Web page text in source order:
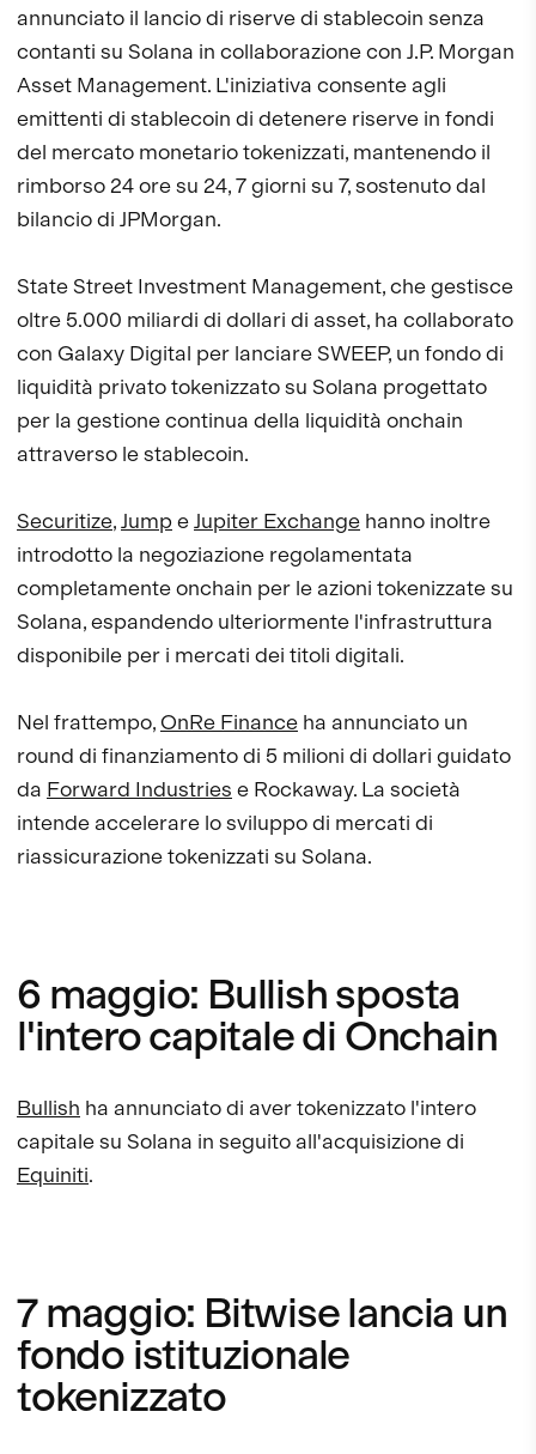
annunciato il lancio di riserve di stablecoin senza
contanti su Solana in collaborazione con J.P. Morgan
Asset Management. L'iniziativa consente agli
emittenti di stablecoin di detenere riserve in fondi
del mercato monetario tokenizzati, mantenendo il
rimborso 24 ore su 24, 7 giorni su 7, sostenuto dal
bilancio di JPMorgan.
State Street Investment Management, che gestisce
oltre 5.000 miliardi di dollari di asset, ha collaborato
con Galaxy Digital per lanciare SWEEP, un fondo di
liquidità privato tokenizzato su Solana progettato
per la gestione continua della liquidità onchain
attraverso le stablecoin.
Securitize,JumpeJupiter Exchange hanno inoltre
introdotto la negoziazione regolamentata
completamente onchain per le azioni tokenizzate su
Solana, espandendo ulteriormente l'infrastruttura
disponibile per i mercati dei titoli digitali.
Nel frattempo, OnRe Finance ha annunciato un
round di finanziamento di 5 milioni di dollari guidato
da Forward Industries e Rockaway. La società
intende accelerare lo sviluppo di mercati di
riassicurazione tokenizzati su Solana.
6 maggio: Bullish sposta
l'intero capitale di Onchain
Bullish ha annunciato di aver tokenizzato l'intero
capitale su Solana in seguito all'acquisizione di
Equiniti.
7 maggio: Bitwise lancia un
fondo istituzionale
tokenizzato